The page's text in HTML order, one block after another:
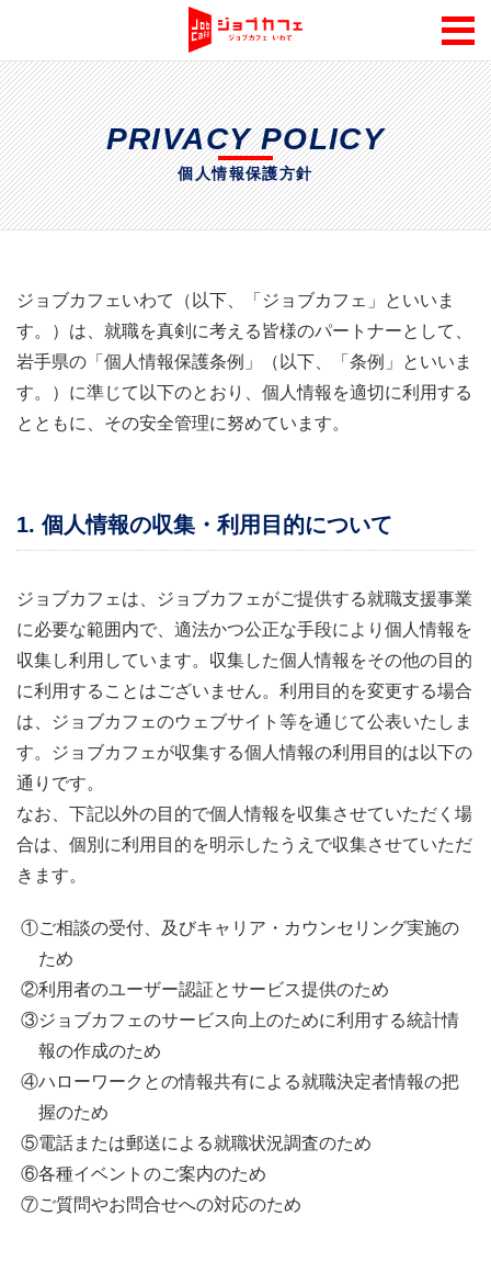
PRIVACY POLICY
個人情報保護方針
ジョブカフェいわて（以下、「ジョブカフェ」といいま
す。）は、就職を真剣に考える皆様のパートナーとして、
岩手県の「個人情報保護条例」（以下、「条例」といいま
す。）に準じて以下のとおり、個人情報を適切に利用する
とともに、その安全管理に努めています。
1. 個人情報の収集・利用目的について
ジョブカフェは、ジョブカフェがご提供する就職支援事業
に必要な範囲内で、適法かつ公正な手段により個人情報を
収集し利用しています。収集した個人情報をその他の目的
に利用することはございません。利用目的を変更する場合
は、ジョブカフェのウェブサイト等を通じて公表いたしま
す。ジョブカフェが収集する個人情報の利用目的は以下の
通りです。
なお、下記以外の目的で個人情報を収集させていただく場
合は、個別に利用目的を明示したうえで収集させていただ
きます。
①ご相談の受付、及びキャリア・カウンセリング実施の
ため
②利用者のユーザー認証とサービス提供のため
③ジョブカフェのサービス向上のために利用する統計情
報の作成のため
④ハローワークとの情報共有による就職決定者情報の把
握のため
⑤電話または郵送による就職状況調査のため
⑥各種イベントのご案内のため
⑦ご質問やお問合せへの対応のため